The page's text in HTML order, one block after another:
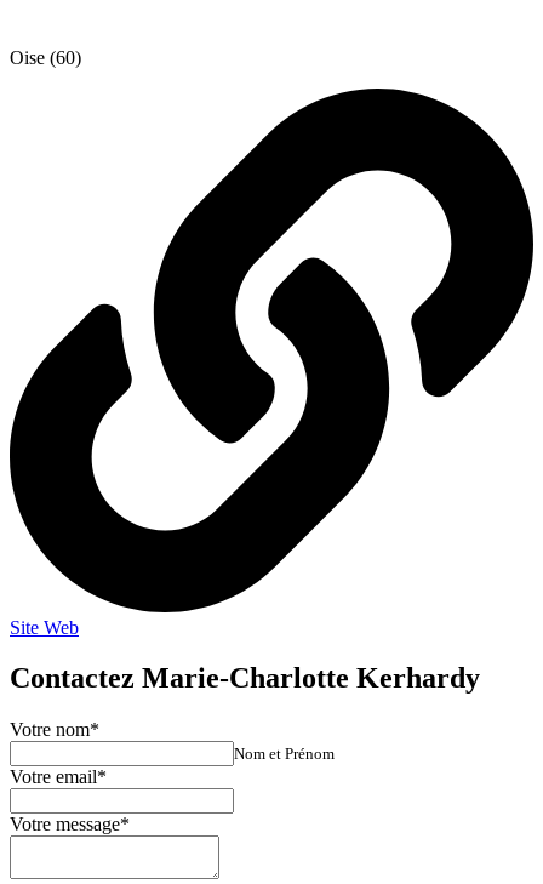
Oise (60)
Site Web
Contactez Marie-Charlotte Kerhardy
Votre nom*
Nom et Prénom
Votre email*
Votre message*